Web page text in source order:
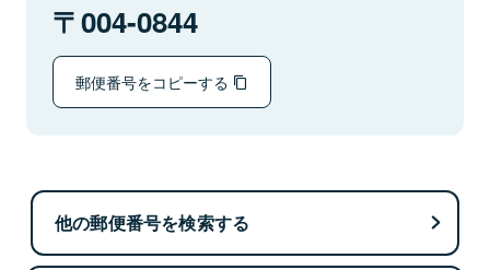
004-0844
郵便番号をコピーする
他の郵便番号を検索する